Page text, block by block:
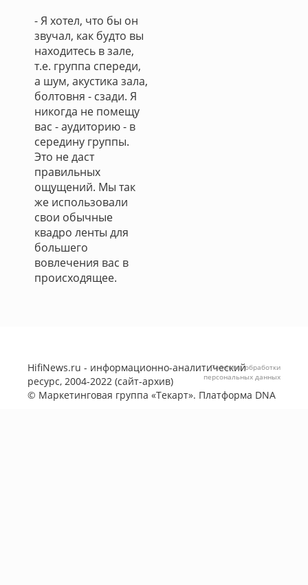
- Я хотел, что бы он
звучал, как будто вы
находитесь в зале,
т.е. группа спереди,
а шум, акустика зала,
болтовня - сзади. Я
никогда не помещу
вас - аудиторию - в
середину группы.
Это не даст
правильных
ощущений. Мы так
же использовали
свои обычные
квадро ленты для
большего
вовлечения вас в
происходящее.
HifiNews.ru - информационно-аналитический
ресурс, 2004-2022 (сайт-архив)
© Маркетинговая группа «Текарт». Платформа DNA
Политика обработки
персональных данных